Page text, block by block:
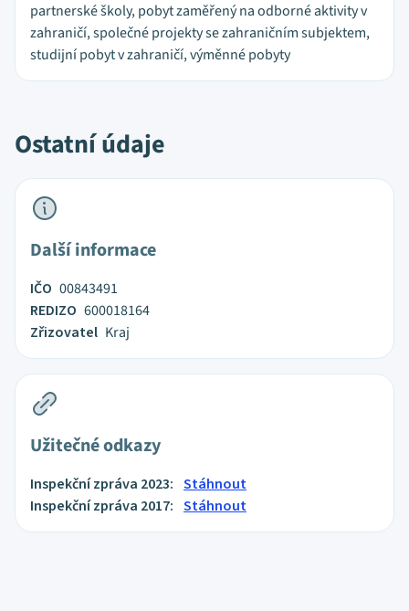
partnerské školy, pobyt zaměřený na odborné aktivity v
zahraničí, společné projekty se zahraničním subjektem,
studijní pobyt v zahraničí, výměnné pobyty
Ostatní údaje
Další informace
IČO 00843491
REDIZO 600018164
Zřizovatel Kraj
Užitečné odkazy
Inspekční zpráva 2023: Stáhnout
Inspekční zpráva 2017: Stáhnout